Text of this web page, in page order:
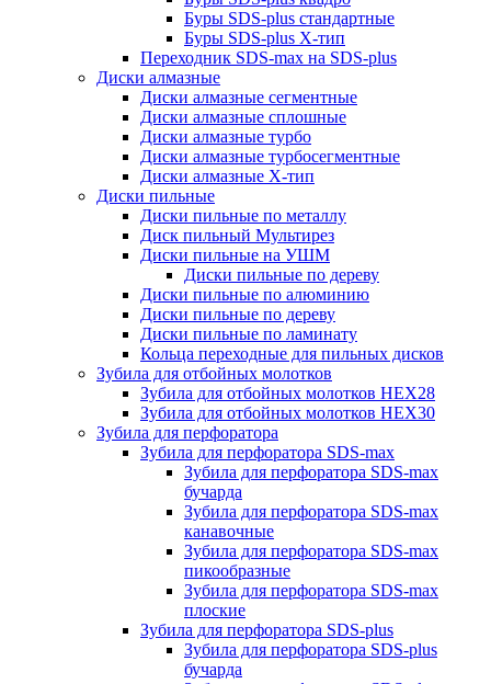
Буры SDS-plus стандартные
Буры SDS-plus Х-тип
Переходник SDS-max на SDS-plus
Диски алмазные
Диски алмазные сегментные
Диски алмазные сплошные
Диски алмазные турбо
Диски алмазные турбосегментные
Диски алмазные Х-тип
Диски пильные
Диски пильные по металлу
Диск пильный Мультирез
Диски пильные на УШМ
Диски пильные по дереву
Диски пильные по алюминию
Диски пильные по дереву
Диски пильные по ламинату
Кольца переходные для пильных дисков
Зубила для отбойных молотков
Зубила для отбойных молотков HEX28
Зубила для отбойных молотков HEX30
Зубила для перфоратора
Зубила для перфоратора SDS-max
Зубила для перфоратора SDS-max
бучарда
Зубила для перфоратора SDS-max
канавочные
Зубила для перфоратора SDS-max
пикообразные
Зубила для перфоратора SDS-max
плоские
Зубила для перфоратора SDS-plus
Зубила для перфоратора SDS-plus
бучарда